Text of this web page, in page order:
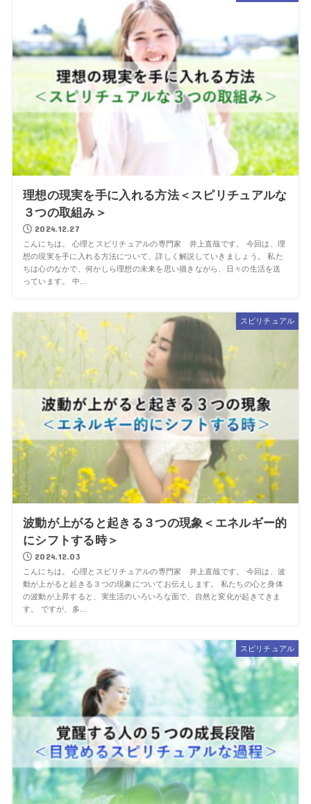
理想の現実を手に入れる方法＜スピリチュアルな
３つの取組み＞
2024.12.27
こんにちは。 心理とスピリチュアルの専門家 井上直哉です。 今回は、理
想の現実を手に入れる方法について、詳しく解説していきましょう。 私た
ちは心のなかで、何かしら理想の未来を思い描きながら、日々の生活を送
っています。 中...
スピリチュアル
波動が上がると起きる３つの現象＜エネルギー的
にシフトする時＞
2024.12.03
こんにちは。 心理とスピリチュアルの専門家 井上直哉です。 今回は、波
動が上がると起きる３つの現象についてお伝えします。 私たちの心と身体
の波動が上昇すると、実生活のいろいろな面で、自然と変化が起きてきま
す。 ですが、多...
スピリチュアル